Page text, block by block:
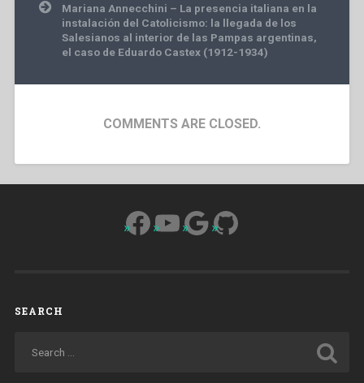
Mariana Annecchini – La presencia italiana en la
instalación del Catolicismo: la llegada de los
Salesianos al interior de las Pampas argentinas,
el caso de Eduardo Castex (1912-1934)
COMMENTS ARE CLOSED.
Facebook
YouTube
Google
GitHub
SEARCH